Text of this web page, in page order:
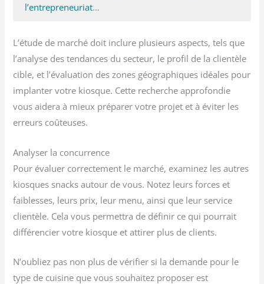
l’entrepreneuriat…
L’étude de marché doit inclure plusieurs aspects, tels que
l’analyse des tendances du secteur, le profil de la clientèle
cible, et l’évaluation des zones géographiques idéales pour
implanter votre kiosque. Cette recherche approfondie
vous aidera à mieux préparer votre projet et à éviter les
erreurs coûteuses.
Analyser la concurrence
Pour évaluer correctement le marché, examinez les autres
kiosques snacks autour de vous. Notez leurs forces et
faiblesses, leurs prix, leur menu, ainsi que leur service
clientèle. Cela vous permettra de définir ce qui pourrait
différencier votre kiosque et attirer plus de clients.
N’oubliez pas non plus de vérifier si la demande pour le
type de cuisine que vous souhaitez proposer est